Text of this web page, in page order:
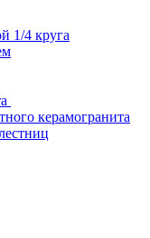
1/4 круга
керамогранита